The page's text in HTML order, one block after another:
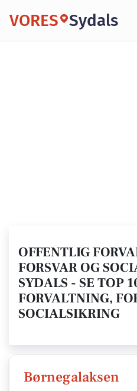
VORES Sydals
OFFENTLIG
FORSVAR OG
SYDALS - SE TOP
FORVALTNING,
SOCIALSIKRING
Børnegalaksen